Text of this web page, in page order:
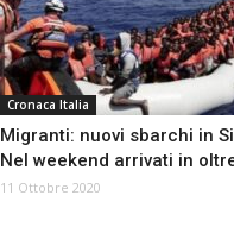
Cronaca Italia
Migranti: nuovi sbarchi in
Nel weekend arrivati in
11 Ottobre 2020